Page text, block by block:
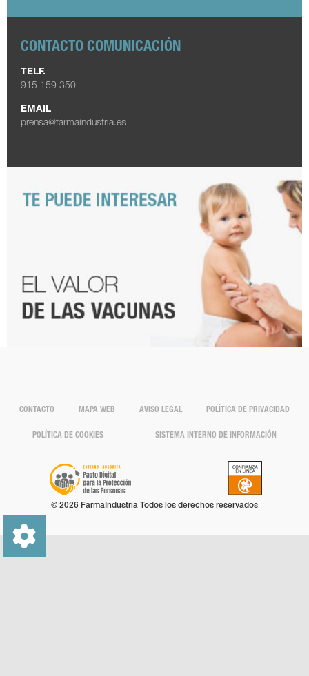
CONTACTO COMUNICACIÓN
TELF.
915 159 350
EMAIL
prensa@farmaindustria.es
CONTACTO MAPA WEB AVISO LEGAL POLÍTICA DE PRIVACIDAD
POLÍTICA DE COOKIES SISTEMA INTERNO DE INFORMACIÓN
© 2026 FarmaIndustria Todos los derechos reservados